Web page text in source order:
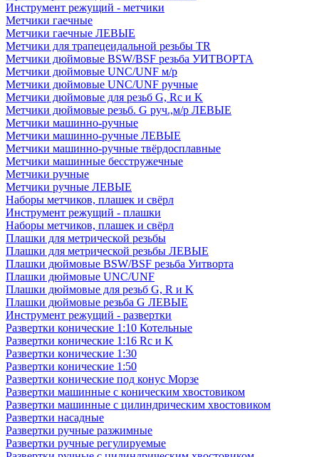
Инструмент режущий - метчики
Метчики гаечные
Метчики гаечные ЛЕВЫЕ
Метчики для трапецеидальной резьбы TR
Метчики дюймовые BSW/BSF резьба УИТВОРТА
Метчики дюймовые UNC/UNF м/р
Метчики дюймовые UNC/UNF ручные
Метчики дюймовые для резьб G, Rc и K
Метчики дюймовые резьб. G руч.,м/р ЛЕВЫЕ
Метчики машинно-ручные
Метчики машинно-ручные ЛЕВЫЕ
Метчики машинно-ручные твёрдосплавные
Метчики машинные бесстружечные
Метчики ручные
Метчики ручные ЛЕВЫЕ
Наборы метчиков, плашек и свёрл
Инструмент режущий - плашки
Наборы метчиков, плашек и свёрл
Плашки для метрической резьбы
Плашки для метрической резьбы ЛЕВЫЕ
Плашки дюймовые BSW/BSF резьба Уитворта
Плашки дюймовые UNC/UNF
Плашки дюймовые для резьб G, R и K
Плашки дюймовые резьба G ЛЕВЫЕ
Инструмент режущий - развертки
Развертки конические 1:10 Котельные
Развертки конические 1:16 Rc и K
Развертки конические 1:30
Развертки конические 1:50
Развертки конические под конус Морзе
Развертки машинные с коническим хвостовиком
Развертки машинные с цилиндрическим хвостовиком
Развертки насадные
Развертки ручные разжимные
Развертки ручные регулируемые